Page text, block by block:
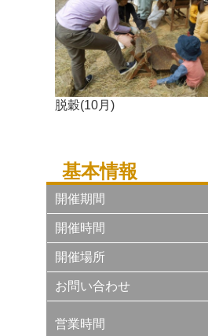
脱穀(10月)
基本情報
開催期間
開催時間
開催場所
お問い合わせ
営業時間